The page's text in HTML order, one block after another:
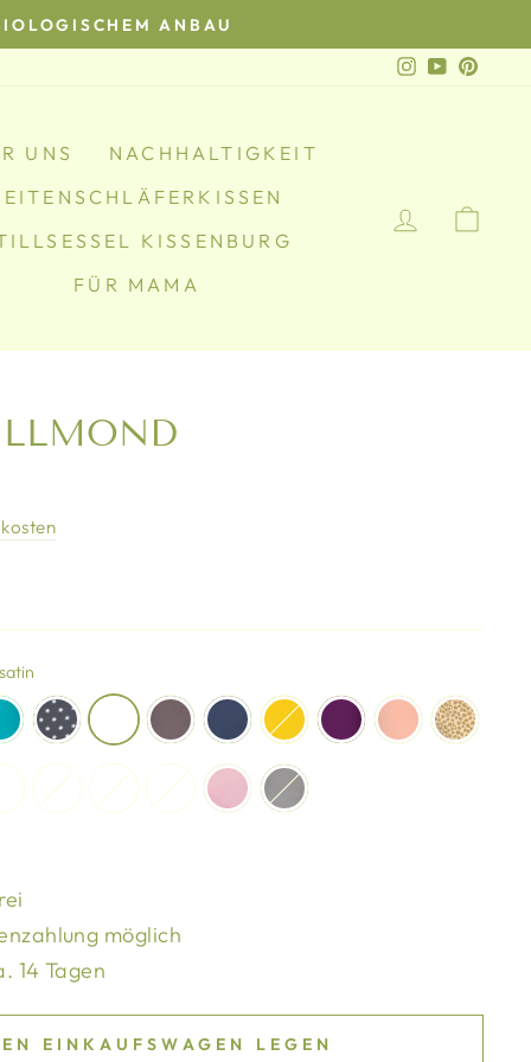
ANBAU
Instagram
YouTube
UNS
NACHHALTIGKEIT
KISSENBURG
FÜR MAMA
möglich
14 Tagen
EINKAUFSWAGEN LEGEN